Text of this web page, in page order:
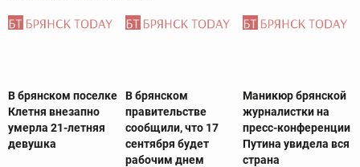
В брянском поселке
Клетня внезапно
умерла 21-летняя
девушка
В брянском
правительстве
сообщили, что 17
сентября будет
рабочим днем
Маникюр брянской
журналистки на
пресс-конференции
Путина увидела вся
страна